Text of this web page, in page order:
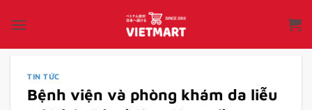
qua
TIN TỨC
Bệnh viện và phòng khám da liễu